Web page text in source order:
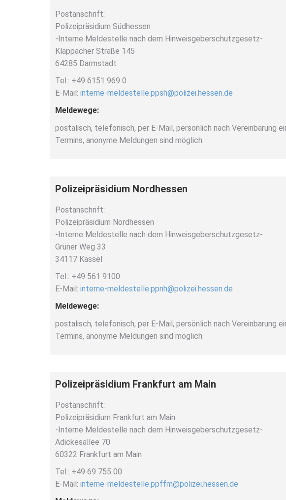
Postanschrift:
Polizeipräsidium Südhessen
-Interne Meldestelle nach dem Hinweisgeberschutzgesetz-
Klappacher Straße 145
64285 Darmstadt
Tel.: +49 6151 969 0
E-Mail: interne-meldestelle.ppsh@polizei.hessen.de
Meldewege:
postalisch, telefonisch, per E-Mail, persönlich nach Vereinbarung
Termins, anonyme Meldungen sind möglich
Polizeipräsidium Nordhessen
Postanschrift:
Polizeipräsidium Nordhessen
-Interne Meldestelle nach dem Hinweisgeberschutzgesetz-
Grüner Weg 33
34117 Kassel
Tel.: +49 561 9100
E-Mail: interne-meldestelle.ppnh@polizei.hessen.de
Meldewege:
postalisch, telefonisch, per E-Mail, persönlich nach Vereinbarung
Termins, anonyme Meldungen sind möglich
Polizeipräsidium Frankfurt am Main
Postanschrift:
Polizeipräsidium Frankfurt am Main
-Interne Meldestelle nach dem Hinweisgeberschutzgesetz-
Adickesallee 70
60322 Frankfurt am Main
Tel.: +49 69 755 00
E-Mail: interne-meldestelle.ppffm@polizei.hessen.de